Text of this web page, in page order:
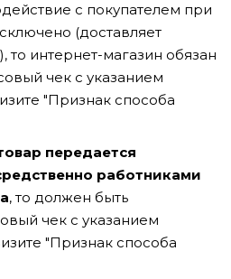
с покупателем при
(доставляет
то интернет-магазин обязан
чек с указанием
"Признак способа
передается
работниками
, то должен быть
чек с указанием
"Признак способа